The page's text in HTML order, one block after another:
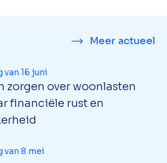
Meer actueel
zorgen over woonlasten
financiële rust en
van 16 juni
van 8 mei